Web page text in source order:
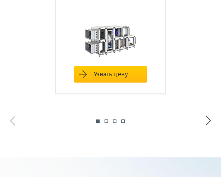
Узнать цену